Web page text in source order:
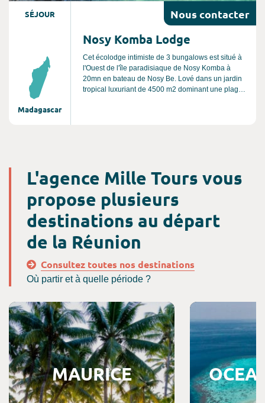
SÉJOUR
Madagascar
Nous contacter
Nosy Komba Lodge
Cet écolodge intimiste de 3 bungalows est situé à
l'Ouest de l'île paradisiaque de Nosy Komba à
20mn en bateau de Nosy Be. Lové dans un jardin
tropical luxuriant de 4500 m2 dominant une plage
L'agence Mille Tours vous
propose plusieurs
destinations au départ
de la Réunion
Consultez toutes nos destinations
Où partir et à quelle période ?
MAURICE
Consultez les offres de voyages Maurice Consultez les